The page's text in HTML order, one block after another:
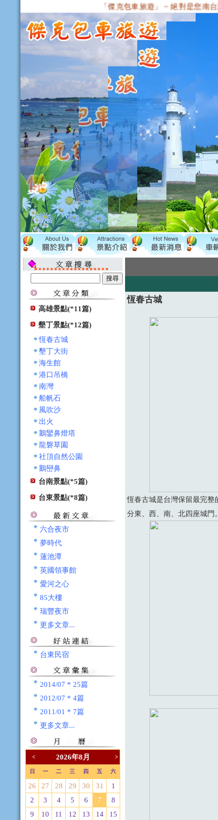
「傑克包車旅遊」 ~ 絕對是您南台灣
高雄景點(*11篇)
墾丁景點(*12篇)
恆春古城
墾丁大街
海生館
港口吊橋
南灣
船帆石
風吹沙
出火
鵝鑾鼻燈塔
龍磐草園
社頂自然公園
鵝巒鼻
台南景點(*5篇)
台東景點(*8篇)
六合夜市
夢時代
蓮池潭
英國領事館
愛河之心
85大樓
瑞豐夜市
更多文章...
台東民宿
2014/07 * 25篇
2012/07 * 4篇
2011/01 * 7篇
更多文章...
< 2026年8月 >
日 一 二 三 四 五 六
26 27 28 29 30 31
1
2
3 4 5 6 7
8
9
10 11 12 13 14
15
恆春古城
恆春古城是台灣保留最完整
分東、西、南、北四座城門